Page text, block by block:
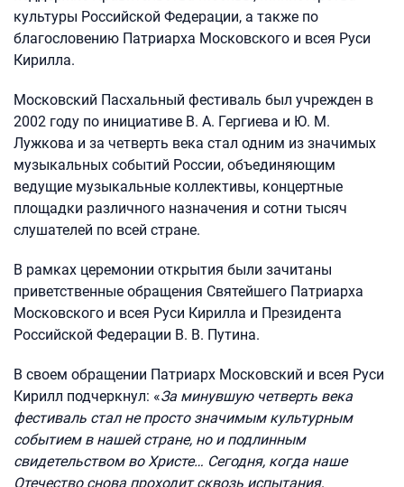
культуры Российской Федерации, а также по
благословению Патриарха Московского и всея Руси
Кирилла.
Московский Пасхальный фестиваль был учрежден в
2002 году по инициативе В. А. Гергиева и Ю. М.
Лужкова и за четверть века стал одним из значимых
музыкальных событий России, объединяющим
ведущие музыкальные коллективы, концертные
площадки различного назначения и сотни тысяч
слушателей по всей стране.
В рамках церемонии открытия были зачитаны
приветственные обращения Святейшего Патриарха
Московского и всея Руси Кирилла и Президента
Российской Федерации В. В. Путина.
В своем обращении Патриарх Московский и всея Руси
Кирилл подчеркнул: «За минувшую четверть века
фестиваль стал не просто значимым культурным
событием в нашей стране, но и подлинным
свидетельством во Христе… Сегодня, когда наше
Отечество снова проходит сквозь испытания,